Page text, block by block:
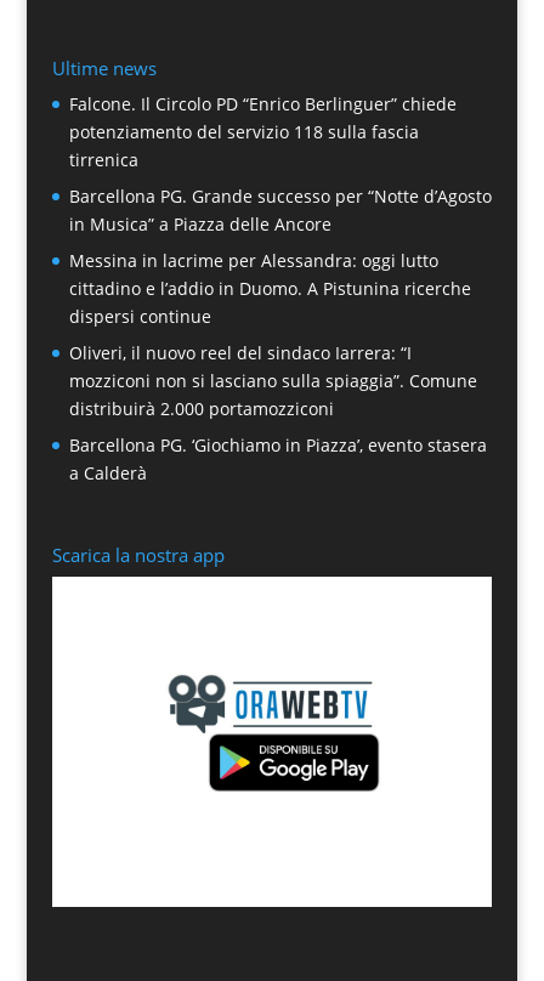
Ultime news
Falcone. Il Circolo PD “Enrico Berlinguer” chiede
potenziamento del servizio 118 sulla fascia
tirrenica
Barcellona PG. Grande successo per “Notte d’Agosto
in Musica” a Piazza delle Ancore
Messina in lacrime per Alessandra: oggi lutto
cittadino e l’addio in Duomo. A Pistunina ricerche
dispersi continue
Oliveri, il nuovo reel del sindaco Iarrera: “I
mozziconi non si lasciano sulla spiaggia”. Comune
distribuirà 2.000 portamozziconi
Barcellona PG. ‘Giochiamo in Piazza’, evento stasera
a Calderà
Scarica la nostra app